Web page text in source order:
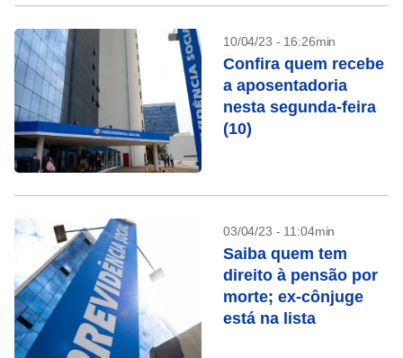
10/04/23 - 16:26min
Confira quem recebe
a aposentadoria
nesta segunda-feira
(10)
03/04/23 - 11:04min
Saiba quem tem
direito à pensão por
morte; ex-cônjuge
está na lista